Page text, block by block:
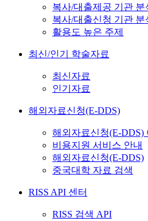
복사/대출제공 기관 분
복사/대출신청 기관 분
활용도 높은 주제
최신/인기 학술자료
최신자료
인기자료
해외자료신청(E-DDS)
해외자료신청(E-DDS)
비용지원 서비스 안내
해외자료신청(E-DDS)
중국대학 자료 검색
RISS API 센터
RISS 검색 API